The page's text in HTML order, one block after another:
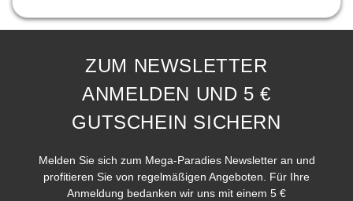
ZUM NEWSLETTER
ANMELDEN UND 5 €
GUTSCHEIN SICHERN
Melden Sie sich zum Mega-Paradies Newsletter an und
profitieren Sie von regelmäßigen Angeboten. Für Ihre
Anmeldung bedanken wir uns mit einem 5 €